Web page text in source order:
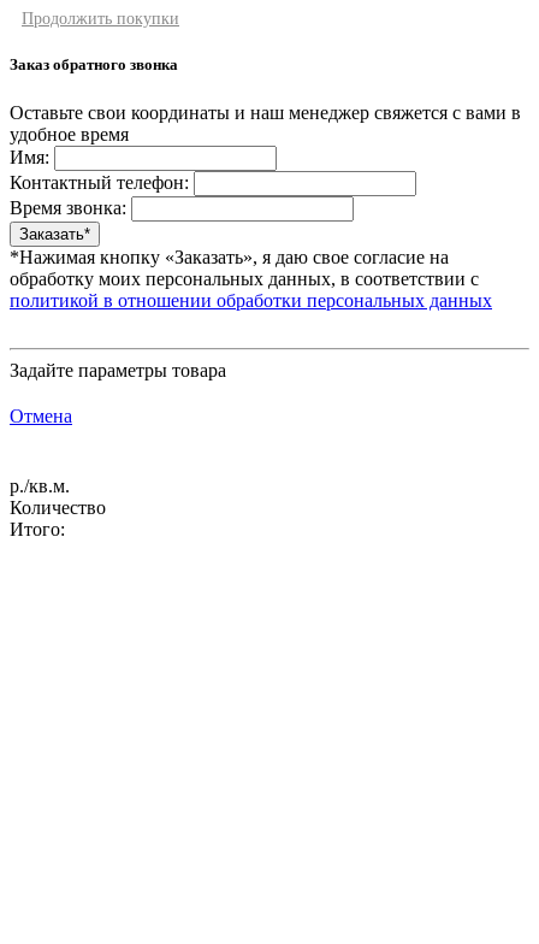
Продолжить покупки
Заказ обратного звонка
Оставьте свои координаты и наш менеджер свяжется с вами в
удобное время
Имя:
Контактный телефон:
Время звонка:
*Нажимая кнопку «Заказать», я даю свое согласие на
обработку моих персональных данных, в соответствии с
политикой в отношении обработки персональных данных
Задайте параметры товара
Отмена
р./кв.м.
Количество
Итого: